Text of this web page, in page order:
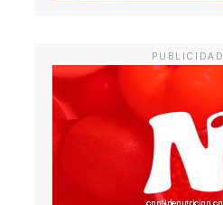
PUBLICIDAD